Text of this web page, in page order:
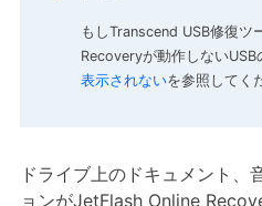
もしTranscend USB修復
Recoveryが動作しないUSB
表示されないを参照してく
ドライブ上のドキュメント、
ョンがJetFlash Online